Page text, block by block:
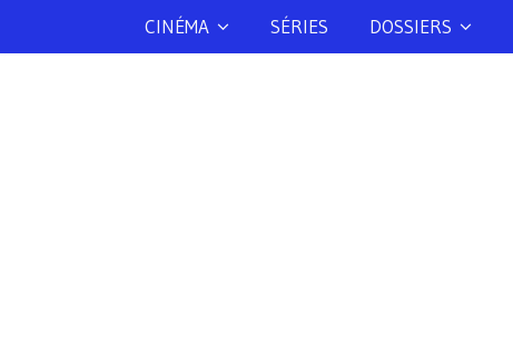
CINÉMA SÉRIES DOSSIERS